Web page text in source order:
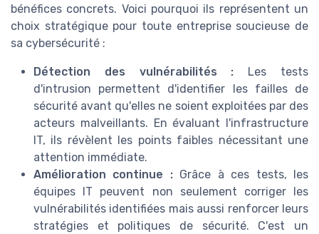
bénéfices concrets. Voici pourquoi ils représentent un
choix stratégique pour toute entreprise soucieuse de
sa cybersécurité :
Détection des vulnérabilités : Les tests
d'intrusion permettent d'identifier les failles de
sécurité avant qu'elles ne soient exploitées par des
acteurs malveillants. En évaluant l'infrastructure
IT, ils révèlent les points faibles nécessitant une
attention immédiate.
Amélioration continue :Grâce à ces tests, les
équipes IT peuvent non seulement corriger les
vulnérabilités identifiées mais aussi renforcer leurs
stratégies et politiques de sécurité. C'est un